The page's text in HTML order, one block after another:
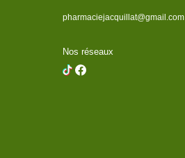
pharmaciejacquillat@gmail.com
Nos réseaux